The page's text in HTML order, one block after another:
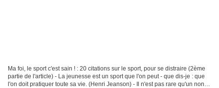
Ma foi, le sport c'est sain ! : 20 citations sur le sport, pour se distraire (2ème
partie de l'article) - La jeunesse est un sport que l'on peut - que dis-je : que
l'on doit pratiquer toute sa vie. (Henri Jeanson) - Il n'est pas rare qu'un non